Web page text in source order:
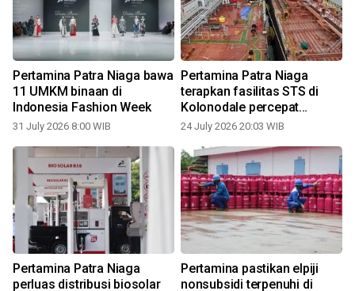
Pertamina Patra Niaga bawa
11 UMKM binaan di
Indonesia Fashion Week
31 July 2026 8:00 WIB
Pertamina Patra Niaga
terapkan fasilitas STS di
Kolonodale percepat
distribusi B50
24 July 2026 20:03 WIB
Pertamina Patra Niaga
perluas distribusi biosolar
Pertamina pastikan elpiji
nonsubsidi terpenuhi di